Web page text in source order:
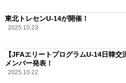
東北トレセンU-14が開催！
2025.10.23
【JFAエリートプログラムU-14日韓交
メンバー発表！
2025.10.22